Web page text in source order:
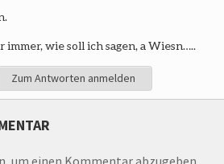
wie soll ich sagen, a Wiesn…..
Zum Antworten anmelden
um einen Kommentar abzugeben.